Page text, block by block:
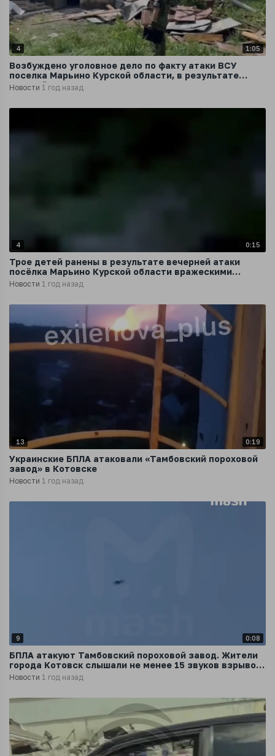
4 1:05
Возбуждено уголовное дело по факту атаки ВСУ
поселка Марьино Курской области, в результате
которой пострадали дети
Новости 1 год назад
4 0:15
Трое детей ранены в результате вечерней атаки
посёлка Марьино Курской области вражескими
беспилотниками
Новости 1 год назад
13 0:19
Украинские БПЛА атаковали «Тамбовский пороховой
завод» в Котовске
Новости 1 год назад
9 0:08
БПЛА атакуют Тамбовский пороховой завод. Жители
города Котовск слышали не менее 15 звуков взрывов
в небе
Новости 1 год назад